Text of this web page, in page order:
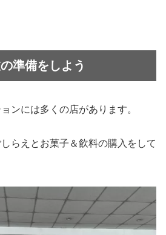
準備をしよう
ンには多くの店があります。
らえとお菓子＆飲料の購入をして